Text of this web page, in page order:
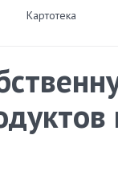
Картотека